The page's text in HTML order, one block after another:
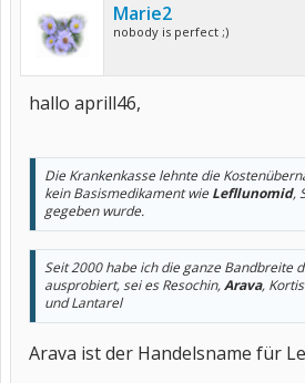
Marie2
nobody is perfect ;)
hallo aprill46,
Die Krankenkasse lehnte die
kein Basismedikament wieLefllunomid,
gegeben wurde.
Seit 2000 habe ich die ganze Bandbreite
ausprobiert, sei es Resochin,Arava,
und Lantarel
Arava ist der Handelsname für